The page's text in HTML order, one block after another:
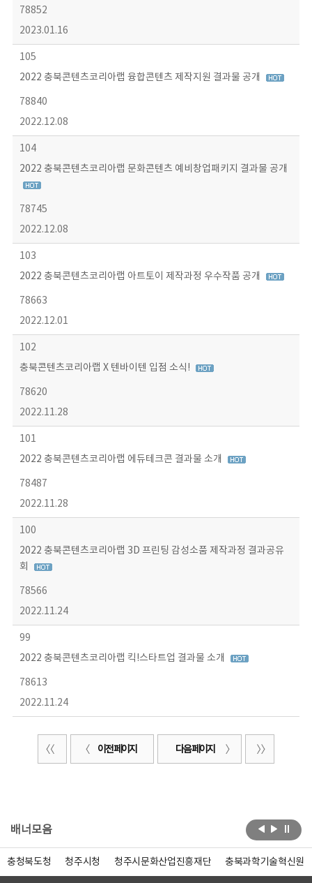
78852
2023.01.16
105
2022 충북콘텐츠코리아랩 융합콘텐츠 제작지원 결과물 공개
78840
2022.12.08
104
2022 충북콘텐츠코리아랩 문화콘텐츠 예비창업패키지 결과물 공개
78745
2022.12.08
103
2022 충북콘텐츠코리아랩 아트토이 제작과정 우수작품 공개
78663
2022.12.01
102
충북콘텐츠코리아랩 X 텐바이텐 입점 소식!
78620
2022.11.28
101
2022 충북콘텐츠코리아랩 에듀테크콘 결과물 소개
78487
2022.11.28
100
2022 충북콘텐츠코리아랩 3D 프린팅 감성소품 제작과정 결과공유
회
78566
2022.11.24
99
2022 충북콘텐츠코리아랩 킥!스타트업 결과물 소개
78613
2022.11.24
이전 페이지 다음 페이지
배너모음
충청북도청 청주시청 청주시문화산업진흥재단 충북과학기술혁신원